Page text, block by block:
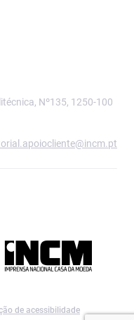
Nº135, 1250-100
de acessibilidade